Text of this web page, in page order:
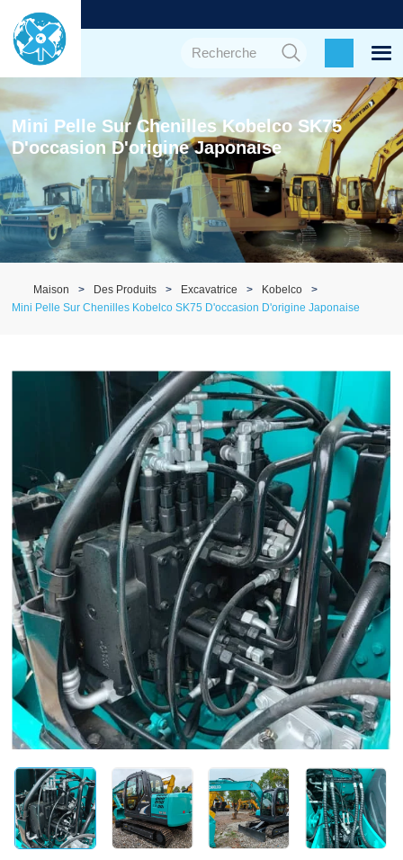
Mini Pelle Sur Chenilles Kobelco SK75
D'occasion D'origine Japonaise
Maison Des Produits Excavatrice
Kobelco
Mini Pelle Sur Chenilles Kobelco SK75 D'occasion D'origine Japonaise